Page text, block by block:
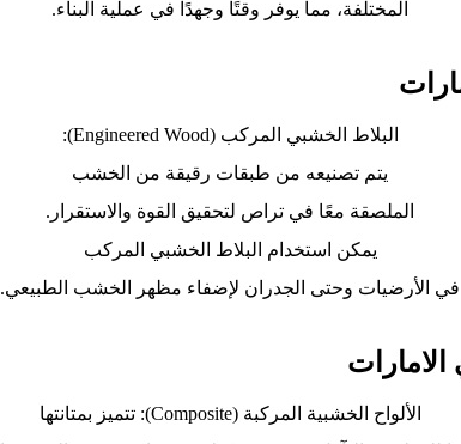
المختلفة، مما يوفر وقتًا وجهدًا في عملية البناء.
البلاط الخشبي المركب (Engineered Wood):
يتم تصنيعه من طبقات رقيقة من الخشب
الملصقة معًا في تراص لتحقيق القوة والاستقرار.
يمكن استخدام البلاط الخشبي المركب
في الأرضيات وحتى الجدران لإضفاء مظهر الخشب الطبيعي.
الألواح الخشبية المركبة (Composite): تتميز بمتانتها